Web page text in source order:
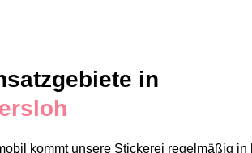
in
kommt unsere Stickerei regelmäßig in